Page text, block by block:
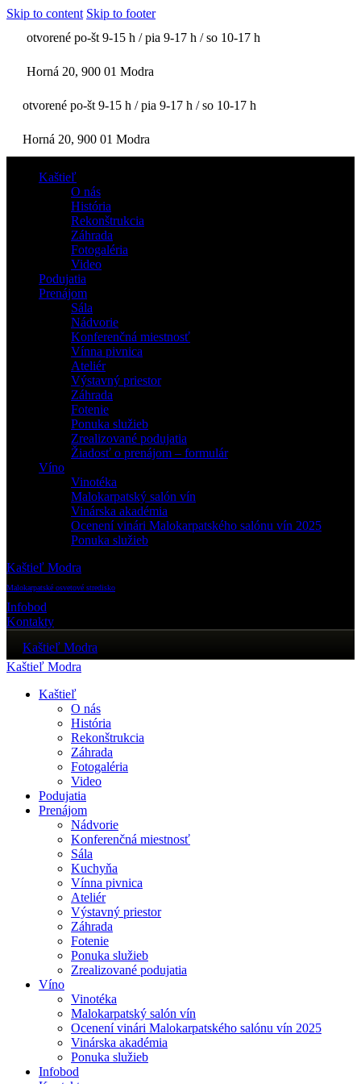
Skip to content Skip to footer
otvorené po-št 9-15 h / pia 9-17 h / so 10-17 h
Horná 20, 900 01 Modra
otvorené po-št 9-15 h / pia 9-17 h / so 10-17 h
Horná 20, 900 01 Modra
Kaštieľ
O nás
História
Rekonštrukcia
Záhrada
Fotogaléria
Video
Podujatia
Prenájom
Sála
Nádvorie
Konferenčná miestnosť
Vínna pivnica
Ateliér
Výstavný priestor
Záhrada
Fotenie
Ponuka služieb
Zrealizované podujatia
Žiadosť o prenájom – formulár
Víno
Vinotéka
Malokarpatský salón vín
Vinárska akadémia
Ocenení vinári Malokarpatského salónu vín 2025
Ponuka služieb
Kaštieľ Modra
Malokarpatské osvetové stredisko
Infobod
Kontakty
Kaštieľ Modra
Kaštieľ Modra
Kaštieľ
O nás
História
Rekonštrukcia
Záhrada
Fotogaléria
Video
Podujatia
Prenájom
Nádvorie
Konferenčná miestnosť
Sála
Kuchyňa
Vínna pivnica
Ateliér
Výstavný priestor
Záhrada
Fotenie
Ponuka služieb
Zrealizované podujatia
Víno
Vinotéka
Malokarpatský salón vín
Ocenení vinári Malokarpatského salónu vín 2025
Vinárska akadémia
Ponuka služieb
Infobod